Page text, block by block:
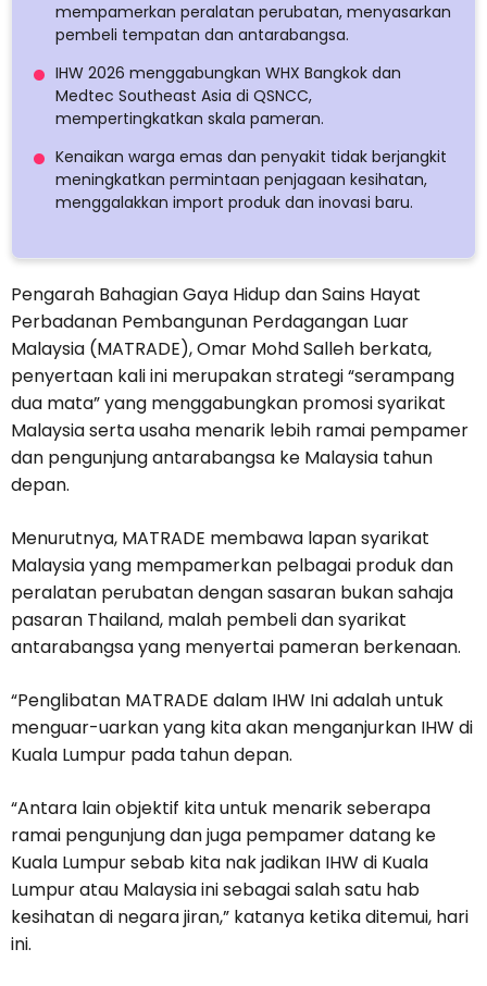
mempamerkan peralatan perubatan, menyasarkan
pembeli tempatan dan antarabangsa.
IHW 2026 menggabungkan WHX Bangkok dan
Medtec Southeast Asia di QSNCC,
mempertingkatkan skala pameran.
Kenaikan warga emas dan penyakit tidak berjangkit
meningkatkan permintaan penjagaan kesihatan,
menggalakkan import produk dan inovasi baru.
Pengarah Bahagian Gaya Hidup dan Sains Hayat
Perbadanan Pembangunan Perdagangan Luar
Malaysia (MATRADE), Omar Mohd Salleh berkata,
penyertaan kali ini merupakan strategi “serampang
dua mata” yang menggabungkan promosi syarikat
Malaysia serta usaha menarik lebih ramai pempamer
dan pengunjung antarabangsa ke Malaysia tahun
depan.
Menurutnya, MATRADE membawa lapan syarikat
Malaysia yang mempamerkan pelbagai produk dan
peralatan perubatan dengan sasaran bukan sahaja
pasaran Thailand, malah pembeli dan syarikat
antarabangsa yang menyertai pameran berkenaan.
“Penglibatan MATRADE dalam IHW Ini adalah untuk
menguar-uarkan yang kita akan menganjurkan IHW di
Kuala Lumpur pada tahun depan.
“Antara lain objektif kita untuk menarik seberapa
ramai pengunjung dan juga pempamer datang ke
Kuala Lumpur sebab kita nak jadikan IHW di Kuala
Lumpur atau Malaysia ini sebagai salah satu hab
kesihatan di negara jiran,” katanya ketika ditemui, hari
ini.